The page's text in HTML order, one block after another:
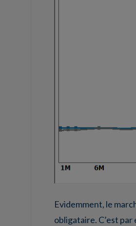
Evidemment, le
obligataire. C’est